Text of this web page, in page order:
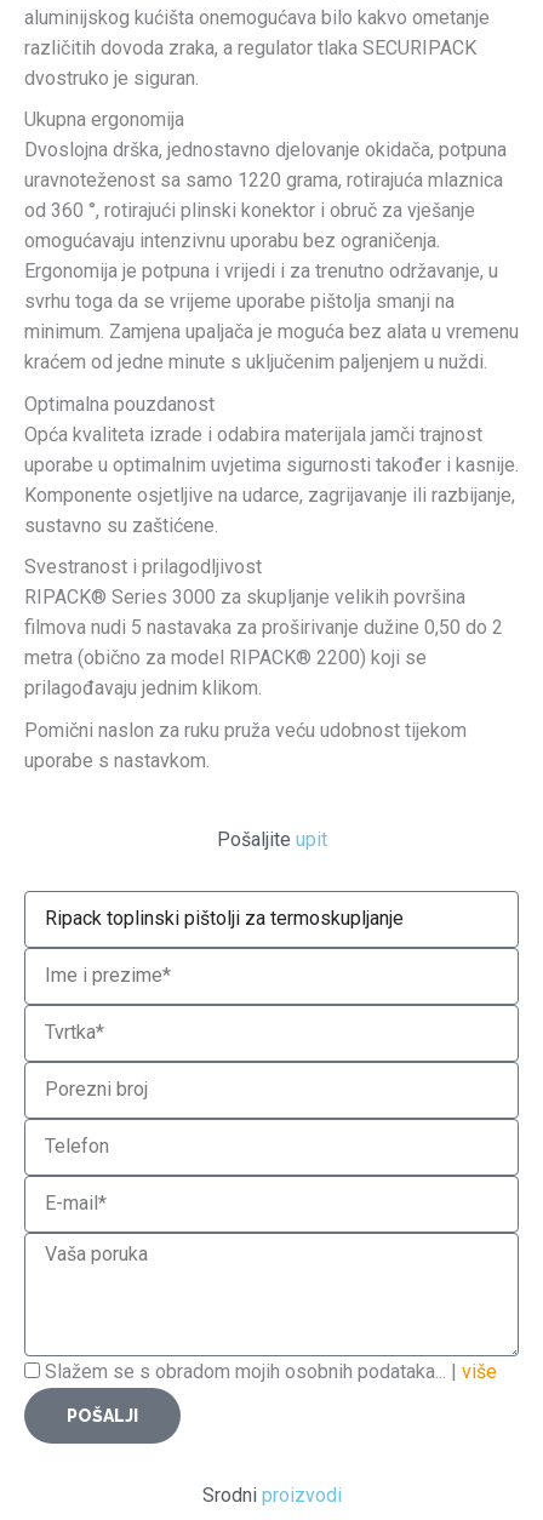
aluminijskog kućišta onemogućava bilo kakvo ometanje
različitih dovoda zraka, a regulator tlaka SECURIPACK
dvostruko je siguran.
Ukupna ergonomija
Dvoslojna drška, jednostavno djelovanje okidača, potpuna
uravnoteženost sa samo 1220 grama, rotirajuća mlaznica
od 360 °, rotirajući plinski konektor i obruč za vješanje
omogućavaju intenzivnu uporabu bez ograničenja.
Ergonomija je potpuna i vrijedi i za trenutno održavanje, u
svrhu toga da se vrijeme uporabe pištolja smanji na
minimum. Zamjena upaljača je moguća bez alata u vremenu
kraćem od jedne minute s uključenim paljenjem u nuždi.
Optimalna pouzdanost
Opća kvaliteta izrade i odabira materijala jamči trajnost
uporabe u optimalnim uvjetima sigurnosti također i kasnije.
Komponente osjetljive na udarce, zagrijavanje ili razbijanje,
sustavno su zaštićene.
Svestranost i prilagodljivost
RIPACK® Series 3000 za skupljanje velikih površina
filmova nudi 5 nastavaka za proširivanje dužine 0,50 do 2
metra (obično za model RIPACK® 2200) koji se
prilagođavaju jednim klikom.
Pomični naslon za ruku pruža veću udobnost tijekom
uporabe s nastavkom.
Message
Privacy
Policy
Slažem se s obradom mojih osobnih podataka... | više
POŠALJI
Pošaljite upit
Srodni proizvodi